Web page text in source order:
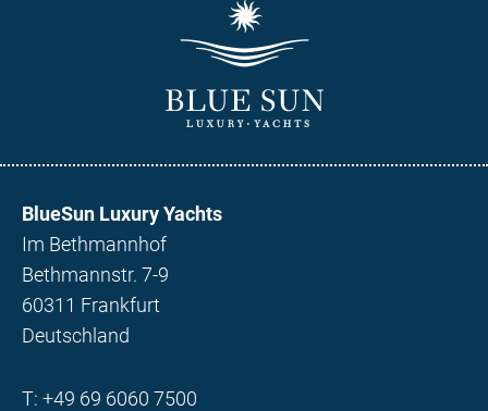
BlueSun Luxury Yachts
Im Bethmannhof
Bethmannstr. 7-9
60311 Frankfurt
Deutschland
T: +49 69 6060 7500